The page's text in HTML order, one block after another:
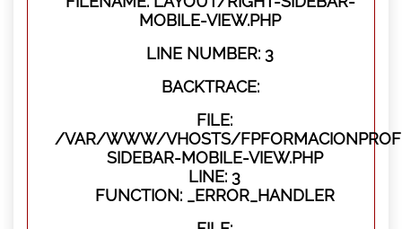
MOBILE-VIEW.PHP
LINE NUMBER: 3
BACKTRACE:
FILE:
/VAR/WWW/VHOSTS/
SIDEBAR-MOBILE-VIEW.PHP
LINE: 3
FUNCTION: _ERROR_HANDLER